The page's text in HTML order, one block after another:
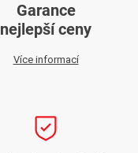
Garance
nejlepší ceny
Více informací